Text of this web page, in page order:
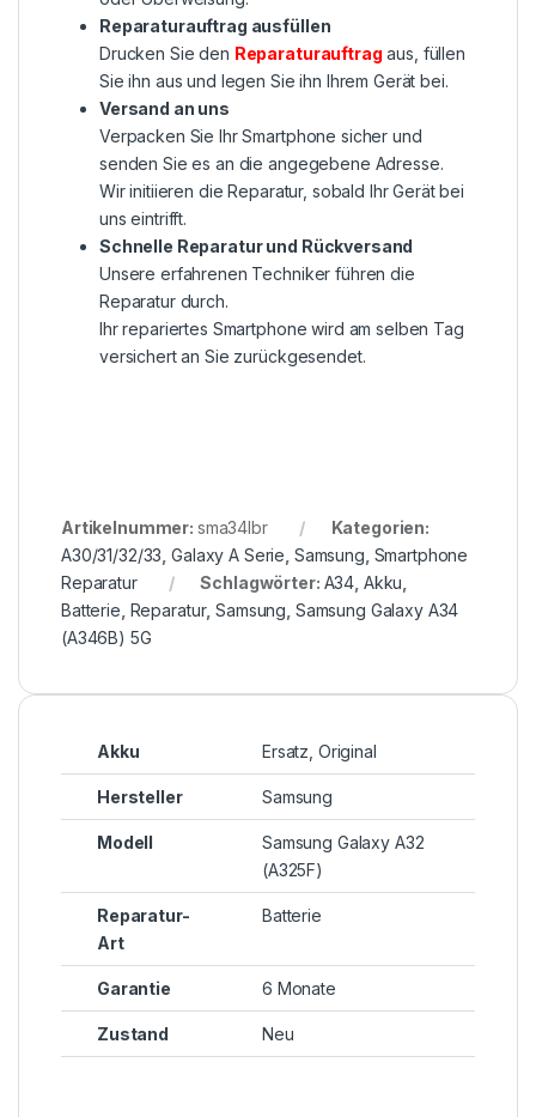
Reparaturauftrag ausfüllen
Drucken Sie den Reparaturauftrag aus, füllen
Sie ihn aus und legen Sie ihn Ihrem Gerät bei.
Versand an uns
Verpacken Sie Ihr Smartphone sicher und
senden Sie es an die angegebene Adresse.
Wir initiieren die Reparatur, sobald Ihr Gerät bei
uns eintrifft.
Schnelle Reparatur und Rückversand
Unsere erfahrenen Techniker führen die
Reparatur durch.
Ihr repariertes Smartphone wird am selben Tag
versichert an Sie zurückgesendet.
Artikelnummer: sma34lbr
Kategorien:
A30/31/32/33 ,Galaxy A Serie Samsung Smartphone
Reparatur
Schlagwörter: A34 Akku
Batterie Reparatur,Samsung Samsung Galaxy A34
(A346B) 5G
Akku Ersatz, Original
Hersteller Samsung
Modell
Samsung Galaxy A32
(A325F)
Reparatur-
Art
Batterie
Garantie 6 Monate
Zustand Neu